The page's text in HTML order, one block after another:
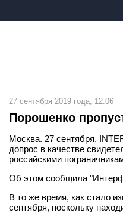
27 сентября 2019 года, 12:06
Порошенко
Москва. 27 сентября.
допрос в качестве
российскими
Об этом сообщила
В то же время, как стало
сентября, поскольку